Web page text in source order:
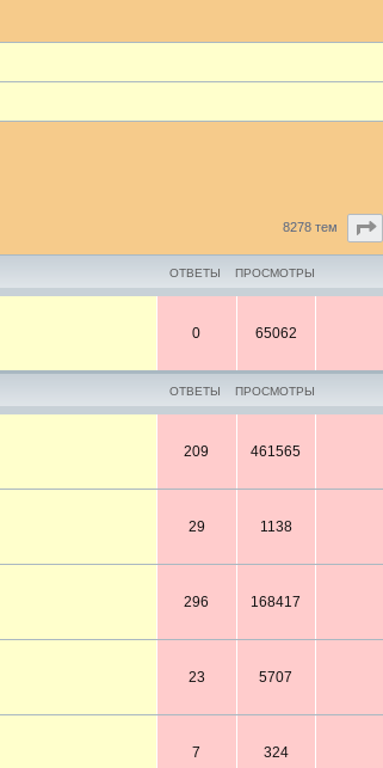
8278 тем
ОТВЕТЫ ПРОСМОТРЫ
0 65062
ОТВЕТЫ ПРОСМОТРЫ
209 461565
29 1138
296 168417
23 5707
7 324